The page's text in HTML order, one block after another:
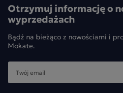
Otrzymuj informację o
wyprzedażach
Bądź na bieżąco z nowościami i
Mokate.